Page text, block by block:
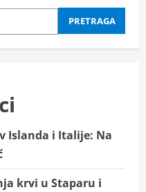
PRETRAGA
Islanda i Italije: Na
krvi u Staparu i